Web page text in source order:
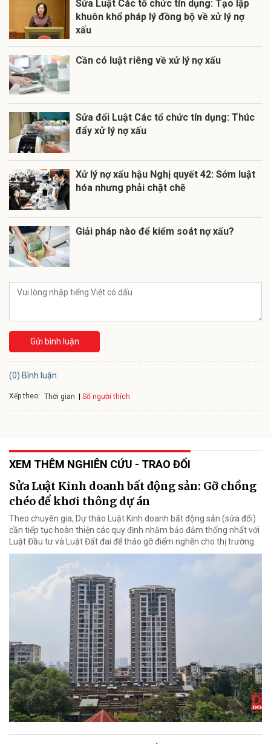
Sửa Luật Các tổ chức tín dụng: Tạo lập
khuôn khổ pháp lý đồng bộ về xử lý nợ
xấu
Cần có luật riêng về xử lý nợ xấu
Sửa đổi Luật Các tổ chức tín dụng: Thúc
đẩy xử lý nợ xấu
Xử lý nợ xấu hậu Nghị quyết 42: Sớm luật
hóa nhưng phải chặt chẽ
Giải pháp nào để kiểm soát nợ xấu?
Gửi bình luận
(0) Bình luận
Xếp theo: Thời gian Số người thích
XEM THÊM NGHIÊN CỨU - TRAO ĐỔI
Sửa Luật Kinh doanh bất động sản: Gỡ chồng
chéo để khơi thông dự án
Theo chuyên gia, Dự thảo Luật Kinh doanh bất động sản (sửa đổi)
cần tiếp tục hoàn thiện các quy định nhằm bảo đảm thống nhất với
Luật Đầu tư và Luật Đất đai để tháo gỡ điểm nghẽn cho thị trường.